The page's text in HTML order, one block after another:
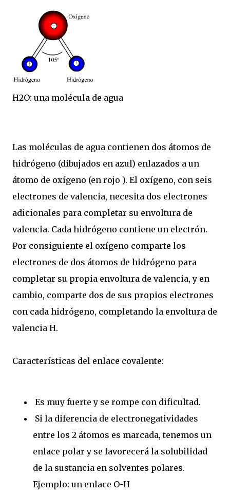
H2O: una molécula de agua
Las moléculas de agua contienen dos átomos de
hidrógeno (dibujados en azul) enlazados a un
átomo de oxígeno (en rojo ). El oxígeno, con seis
electrones de valencia, necesita dos electrones
adicionales para completar su envoltura de
valencia. Cada hidrógeno contiene un electrón.
Por consiguiente el oxígeno comparte los
electrones de dos átomos de hidrógeno para
completar su propia envoltura de valencia, y en
cambio, comparte dos de sus propios electrones
con cada hidrógeno, completando la envoltura de
valencia H.
Características del enlace covalente:
Es muy fuerte y se rompe con dificultad.
Si la diferencia de electronegatividades
entre los 2 átomos es marcada, tenemos un
enlace polar y se favorecerá la solubilidad
de la sustancia en solventes polares.
Ejemplo: un enlace O-H